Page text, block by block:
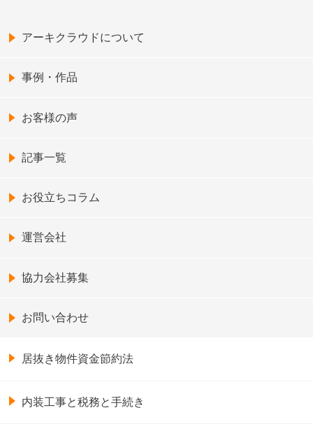
アーキクラウドについて
事例・作品
お客様の声
記事一覧
お役立ちコラム
運営会社
協力会社募集
お問い合わせ
居抜き物件資金節約法
内装工事と税務と手続き